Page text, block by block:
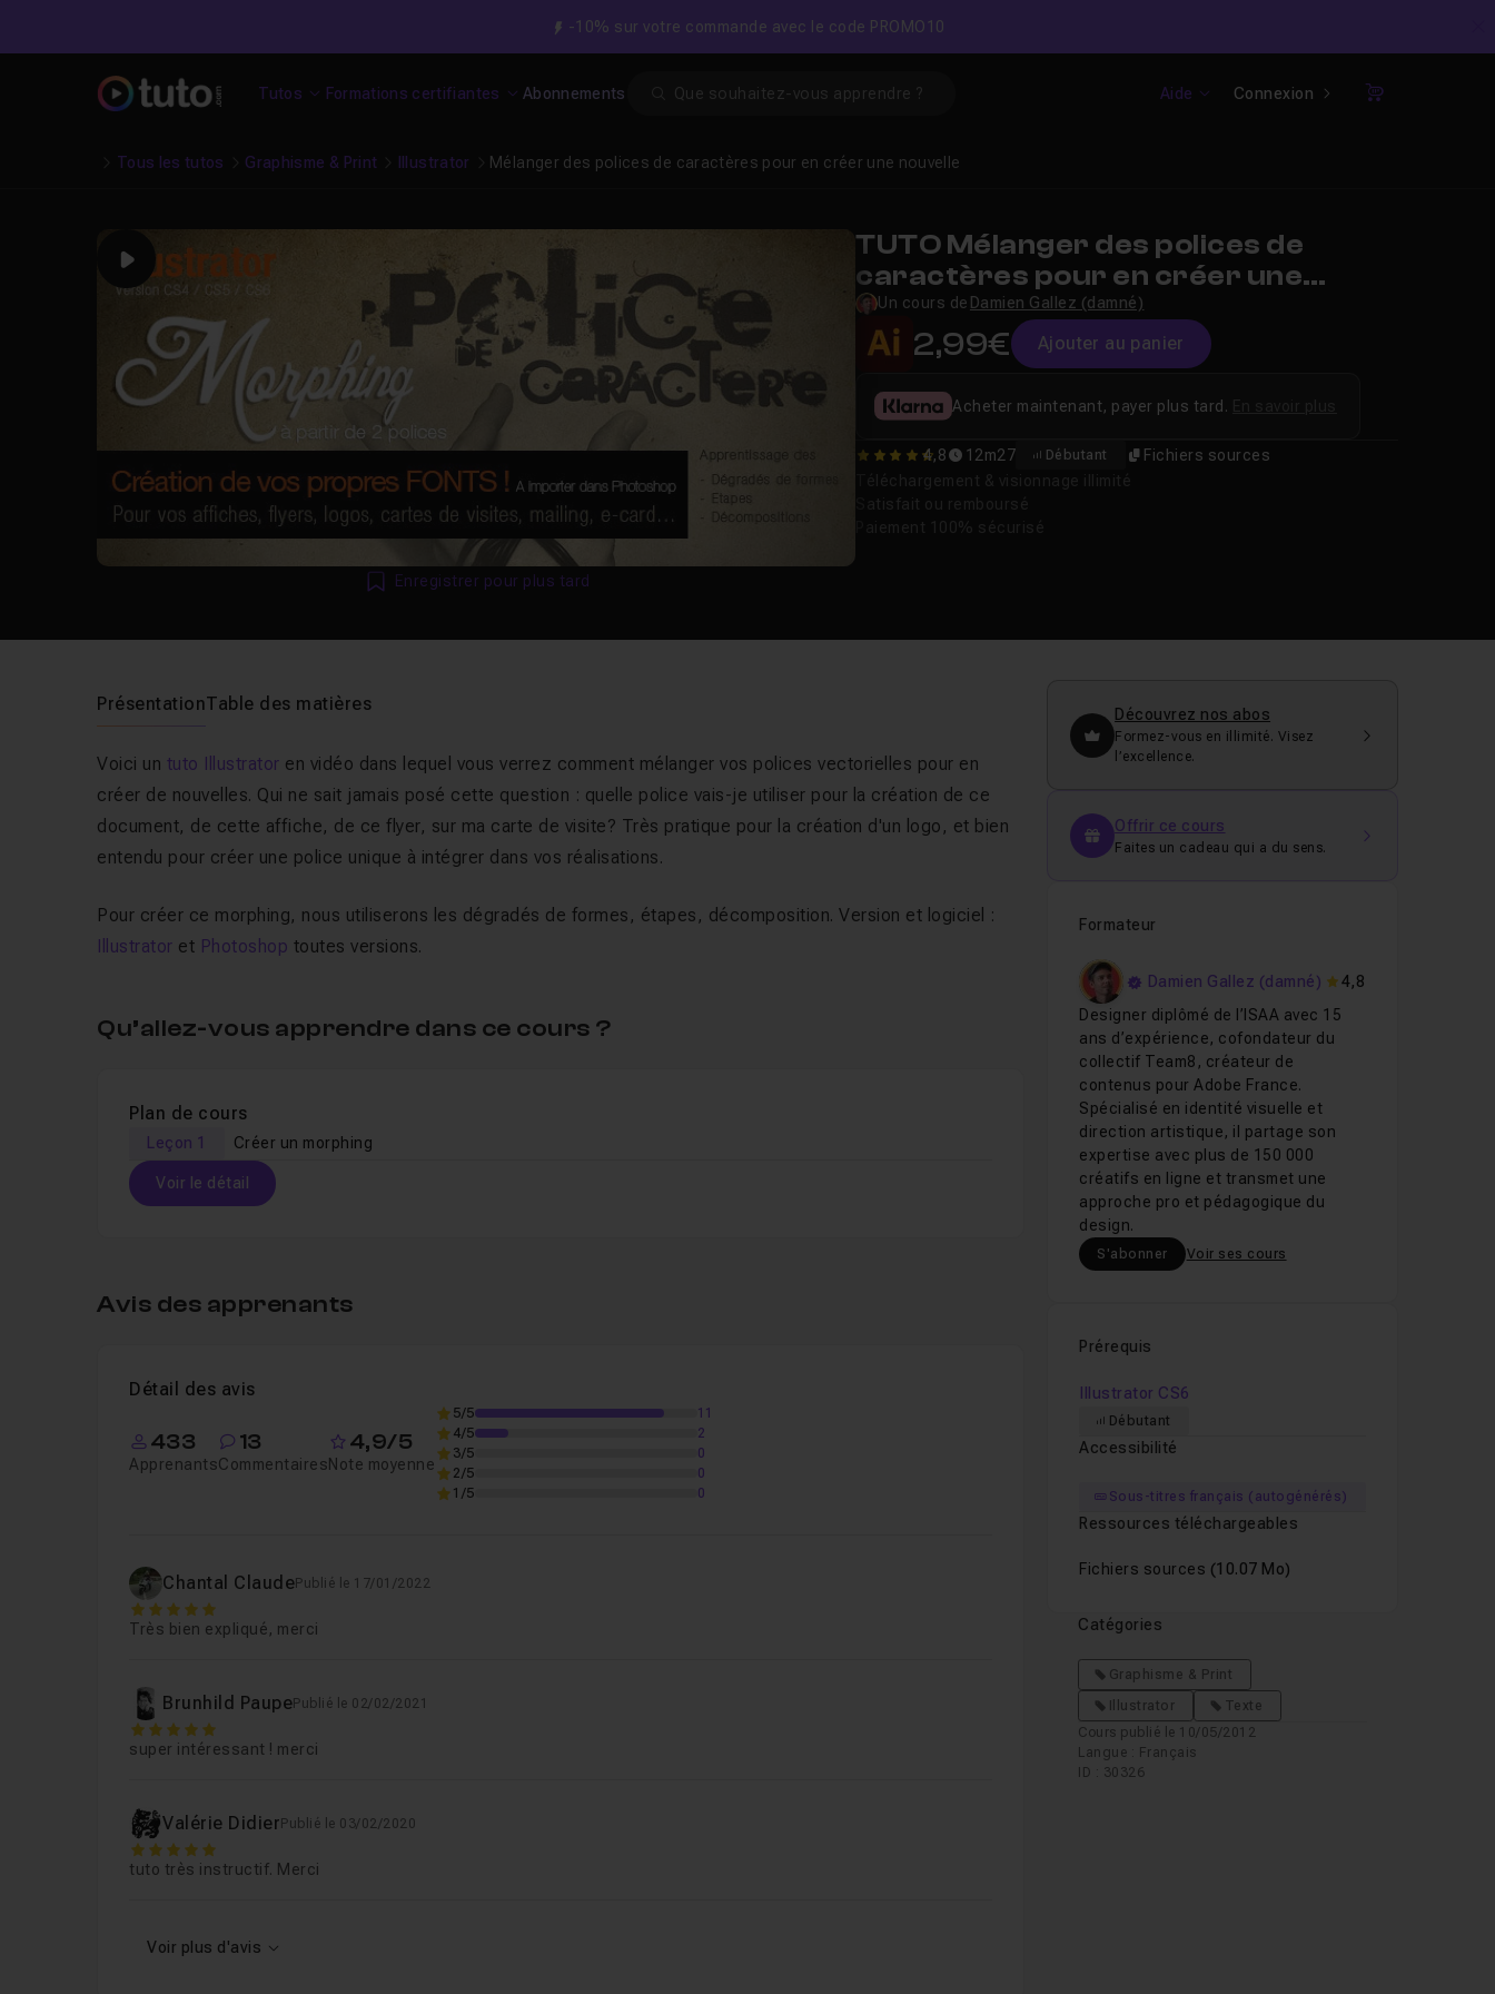
-10% sur votre commande avec le code PROMO10
Tutos Formations certifiantes Abonnements Aide Connexion
Panier
Tous les tutos Graphisme & Print Illustrator Mélanger des polices de caractères pour en créer une nouvelle
Play
Enregistrer pour plus tard
TUTO Mélanger des polices de
caractères pour en créer une
nouvelle
Un cours de Damien Gallez (damné)
2,99€ Ajouter au panier
4.8461538461538
4,8 12m27 Débutant Fichiers sources
Acheter maintenant, payer plus tard.
PrésentationTable des matières
Voici un tuto Illustrator en vidéo dans lequel vous verrez comment mélanger vos polices vectorielles pour en
créer de nouvelles. Qui ne sait jamais posé cette question : quelle police vais-je utiliser pour la création de ce
document, de cette affiche, de ce flyer, sur ma carte de visite? Très pratique pour la création d'un logo, et bien
entendu pour créer une police unique à intégrer dans vos réalisations.
Pour créer ce morphing, nous utiliserons les dégradés de formes, étapes, décomposition. Version et logiciel :
Illustrator et Photoshop toutes versions.
Qu’allez-vous apprendre dans ce cours ?
Plan de cours
Leçon 1 Créer un morphing
Voir le détail
Avis des apprenants
Détail des avis
433
Apprenants
13
Commentaires
4,9/5
Note moyenne
5/5
11
4/5
2
3/5
0
2/5
0
1/5
0
Chantal ClaudePublié le 17/01/2022
5
Très bien expliqué, merci
Brunhild PaupePublié le 02/02/2021
5
super intéressant ! merci
Valérie Didier Publié le 03/02/2020
5
tuto très instructif. Merci
Voir plus d'avis
Découvrez nos abos
Formez-vous en illimité. Visez
l’excellence.
Offrir ce cours
Faites un cadeau qui a du sens.
Formateur
Damien Gallez (damné)
4,8
Designer diplômé de l’ISAA avec 15
ans d’expérience, cofondateur du
collectif Team8, créateur de
contenus pour Adobe France.
Spécialisé en identité visuelle et
direction artistique, il partage son
expertise avec plus de 150 000
créatifs en ligne et transmet une
approche pro et pédagogique du
design.
S'abonner Voir ses cours
Prérequis
Illustrator CS6
Débutant
Accessibilité
Sous-titres français (autogénérés)
Ressources téléchargeables
Fichiers sources (10.07 Mo)
Catégories
Graphisme & Print
Illustrator
Texte
Cours publié le 10/05/2012
Langue : Français
ID : 30326